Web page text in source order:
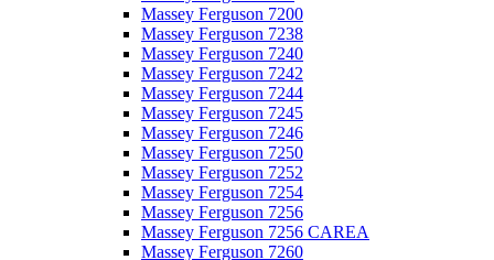
Massey Ferguson 7200
Massey Ferguson 7238
Massey Ferguson 7240
Massey Ferguson 7242
Massey Ferguson 7244
Massey Ferguson 7245
Massey Ferguson 7246
Massey Ferguson 7250
Massey Ferguson 7252
Massey Ferguson 7254
Massey Ferguson 7256
Massey Ferguson 7256 CAREA
Massey Ferguson 7260